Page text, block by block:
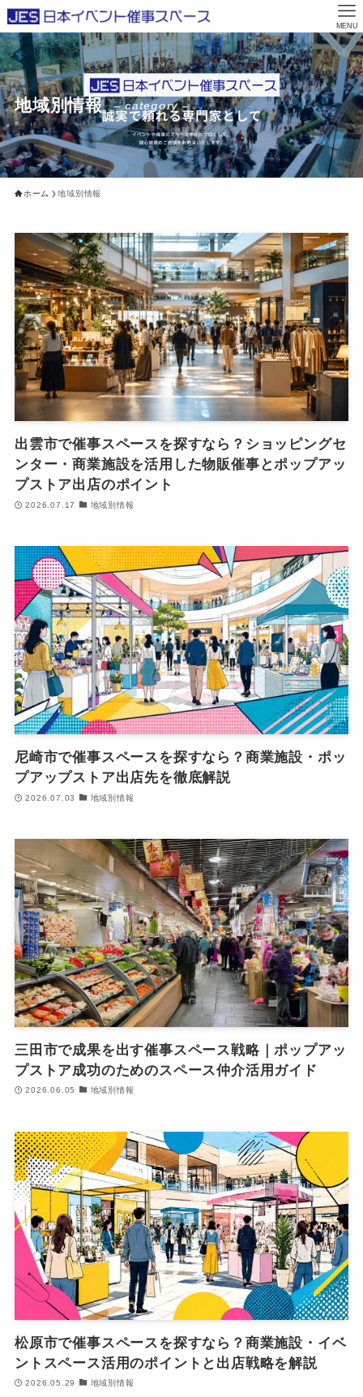
MENU
地域別情報 – category –
ホーム 地域別情報
出雲市で催事スペースを探すなら？ショッピングセ
ンター・商業施設を活用した物販催事とポップアッ
プストア出店のポイント
2026.07.17 地域別情報
尼崎市で催事スペースを探すなら？商業施設・ポッ
プアップストア出店先を徹底解説
2026.07.03 地域別情報
三田市で成果を出す催事スペース戦略｜ポップアッ
プストア成功のためのスペース仲介活用ガイド
2026.06.05 地域別情報
松原市で催事スペースを探すなら？商業施設・イベ
ントスペース活用のポイントと出店戦略を解説
2026.05.29 地域別情報